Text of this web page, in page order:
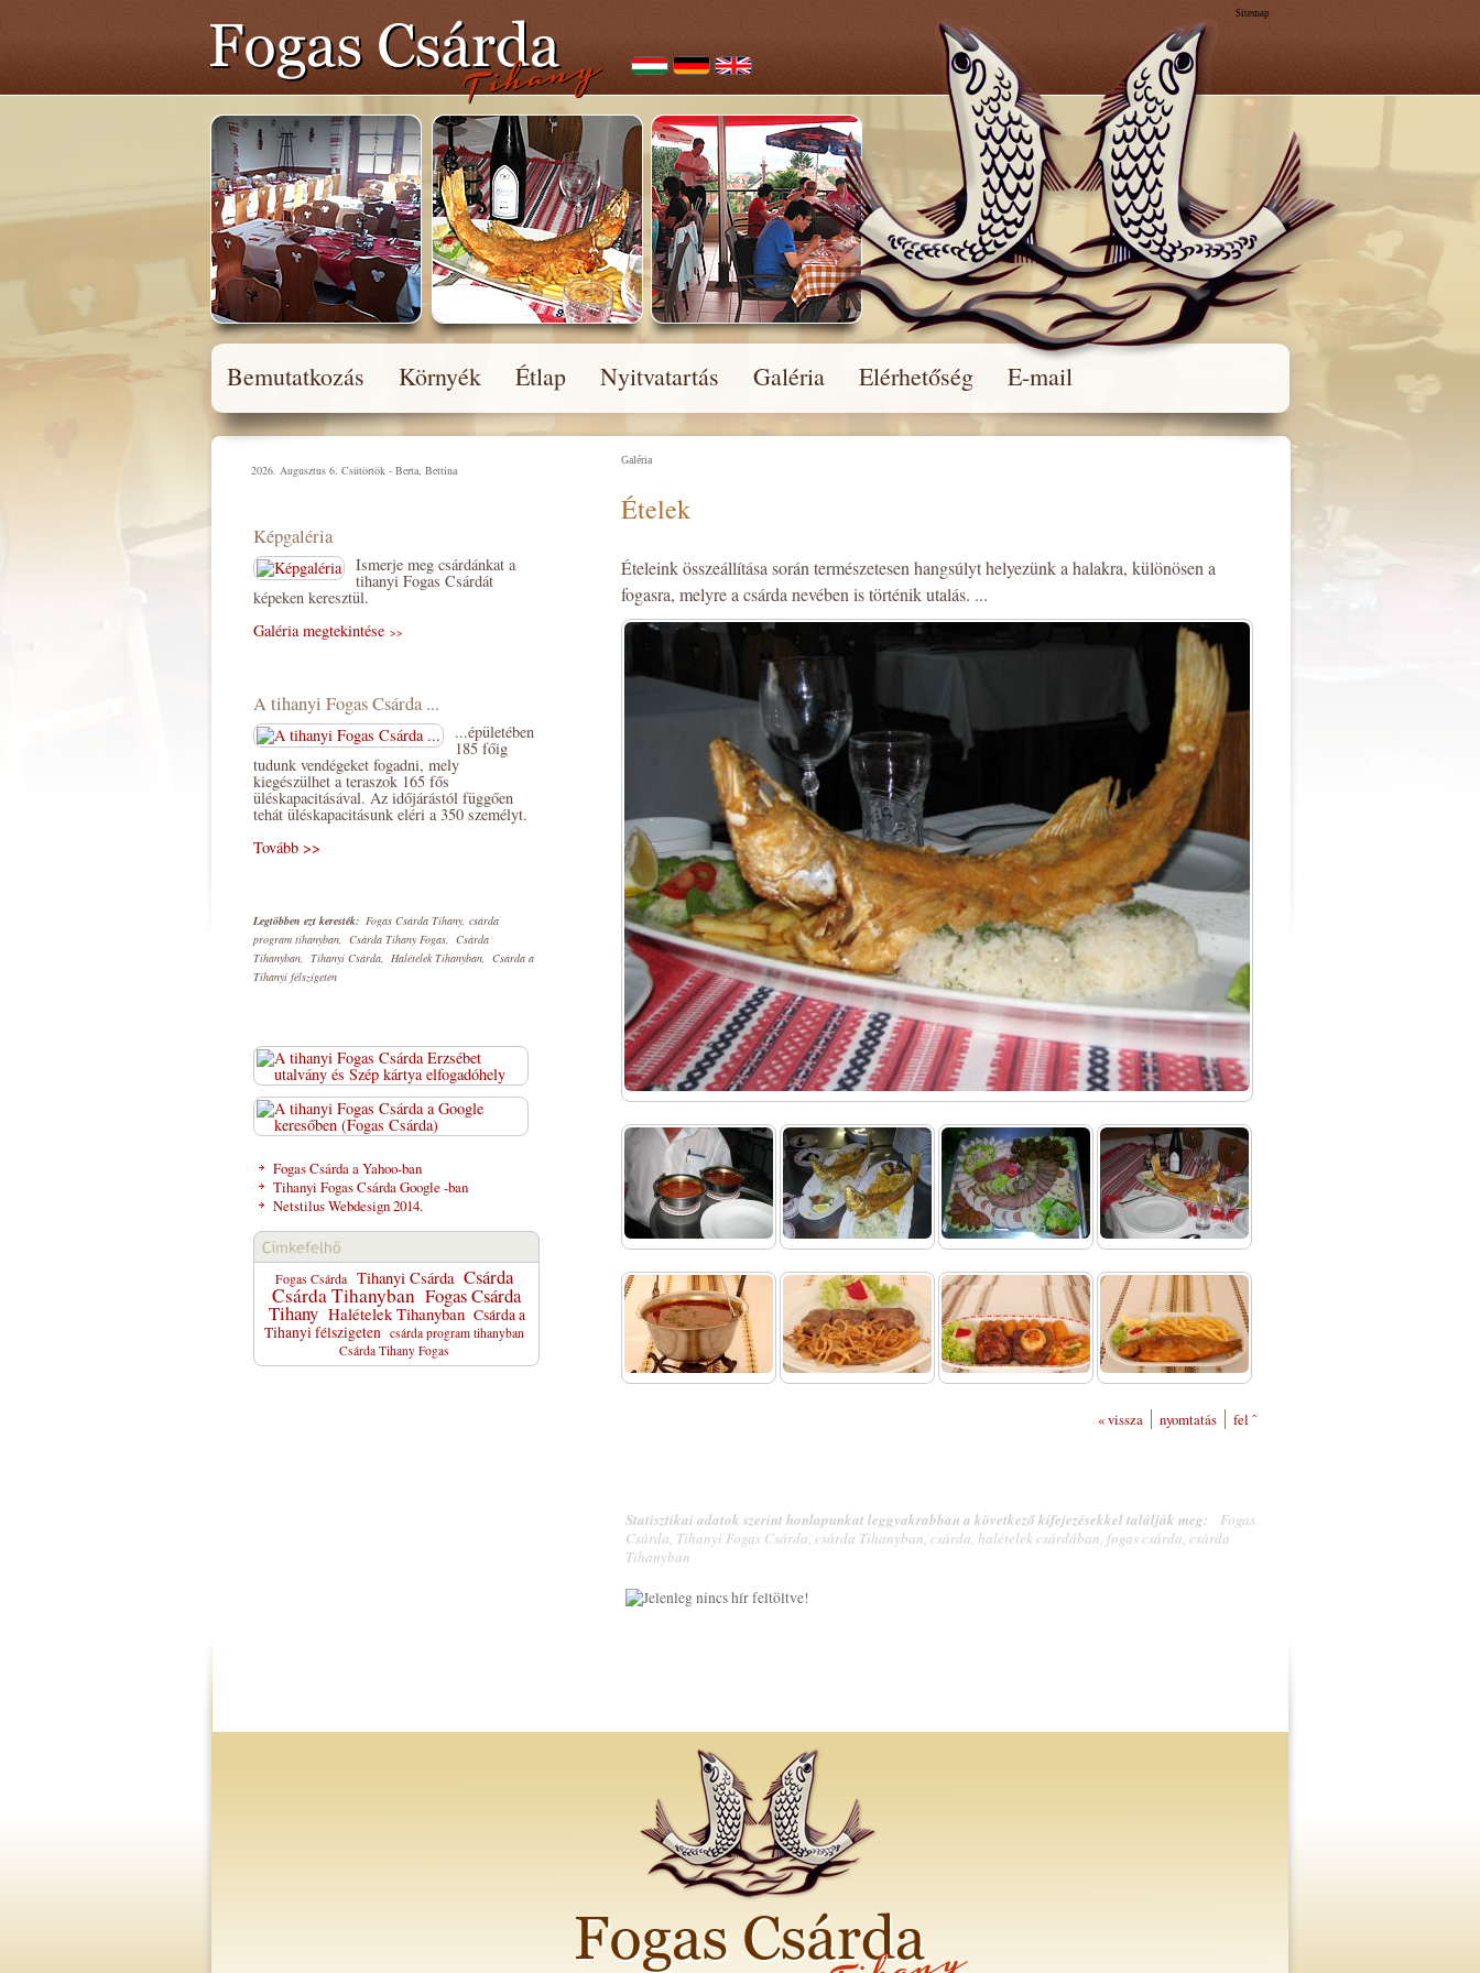
Sitemap
Galéria
Bemutatkozás Környék Étlap Nyitvatartás Galéria Elérhetőség E-mail
2026. Augusztus 6. Csütörtök - Berta, Bettina
Képgaléria
Ismerje meg csárdánkat a
tihanyi Fogas Csárdát
képeken keresztül.
Galéria megtekintése >>
A tihanyi Fogas Csárda ...
...épületében
185 főig
tudunk vendégeket fogadni, mely
kiegészülhet a teraszok 165 fős
üléskapacitásával. Az időjárástól függően
tehát üléskapacitásunk eléri a 350 személyt.
Tovább >>
Legtöbben ezt keresték: Fogas Csárda Tihany, csárda
program tihanyban, Csárda Tihany Fogas, Csárda
Tihanyban, Tihanyi Csárda, Halételek Tihanyban, Csárda a
Tihanyi félszigeten
Fogas Csárda a Yahoo-ban
Tihanyi Fogas Csárda Google -ban
Netstilus Webdesign 2014.
Fogas Csárda Tihanyi Csárda Csárda
Csárda Tihanyban Fogas Csárda
Tihany Halételek Tihanyban Csárda a
Tihanyi félszigeten csárda program tihanyban
Csárda Tihany Fogas
Ételek
Ételeink összeállítása során természetesen hangsúlyt helyezünk a halakra, különösen a
fogasra, melyre a csárda nevében is történik utalás. ...
fel ˆ
nyomtatás
« vissza
Statisztikai adatok szerint honlapunkat leggyakrabban a következő kifejezésekkel találják meg:
Fogas
Csárda, Tihanyi Fogas Csárda, csárda Tihanyban, csárda, halételek csárdában, fogas csárda, csárda
Tihanyban